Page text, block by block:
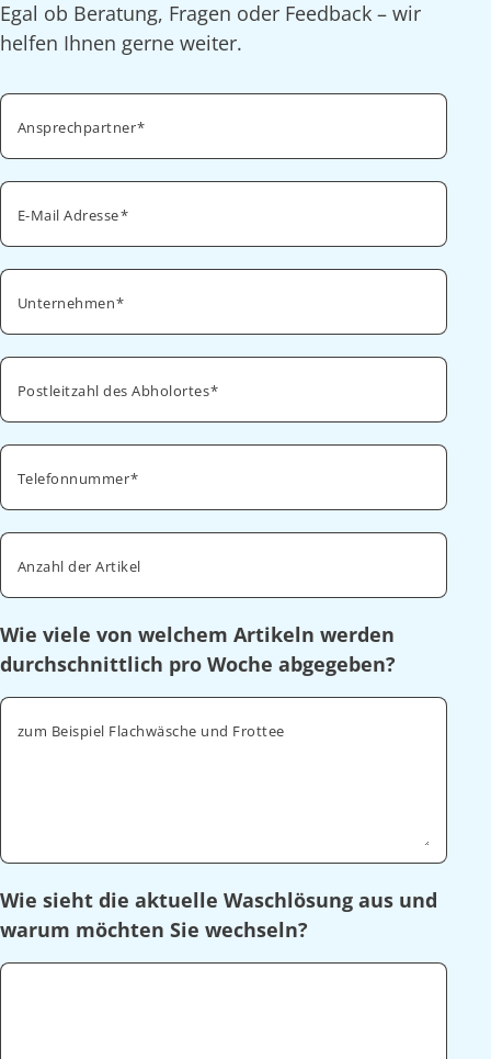
Egal ob Beratung, Fragen oder Feedback – wir
helfen Ihnen gerne weiter.
Ansprechpartner
E-Mail Adresse
Unternehmen
Postleitzahl des Abholortes
Telefonnummer
Anzahl der Artikel
Wie viele von welchem Artikeln werden
durchschnittlich pro Woche abgegeben?
zum Beispiel Flachwäsche und Frottee
Wie sieht die aktuelle Waschlösung aus und
warum möchten Sie wechseln?